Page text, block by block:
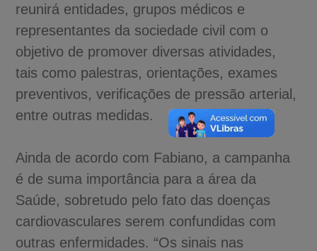
reunirá entidades, grupos médicos e
representantes da sociedade civil com o
objetivo de promover diversas atividades,
tais como palestras, orientações, exames
preventivos, verificações de pressão arterial,
entre outras medidas.
Ainda de acordo com Fabiano, a campanha
é de suma importância para a área da
Saúde, sobretudo pelo fato das doenças
cardiovasculares serem confundidas com
outras enfermidades. “Os sinais nas